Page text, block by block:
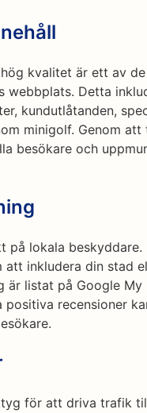
kvalitet är ett av
Detta
kundutlåtanden,
minigolf. Genom att
besökare och
lokala beskyddare.
inkludera din stad
listat på Google My
positiva recensioner
för att driva trafik